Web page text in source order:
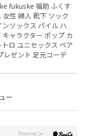
fukuske 福助 ふくす
女性 婦人 靴下 ソック
ソックス パイル ハ
ャラクター ポップ カ
ロ ユニセックス ペア
レゼント 足元コーデ
ー